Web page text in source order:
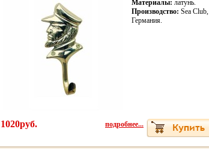
Материалы: латунь.
Производство: Sea Club,
Германия.
1020руб. подробнее...